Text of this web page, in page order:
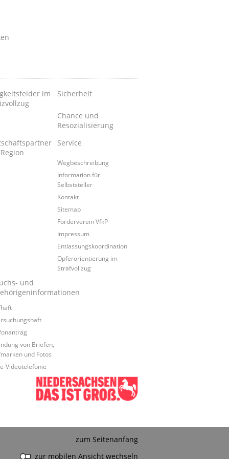
im
Sicherheit
Chance und
Resozialisierung
Service
Wegbeschreibung
Information für
Selbststeller
Kontakt
Sitemap
Förderverein VfkP
Impressum
Entlassungskoordination
Opferorientierung im
Strafvollzug
und
von Briefen,
und Fotos
Videotelefonie
zum Seitenanfang
zur mobilen Ansicht wechseln